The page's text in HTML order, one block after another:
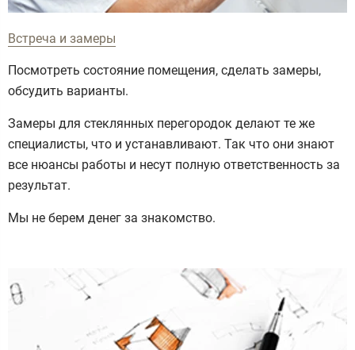
Встреча и замеры
Посмотреть состояние помещения, сделать замеры,
обсудить варианты.
Замеры для стеклянных перегородок делают те же
специалисты, что и устанавливают. Так что они знают
все нюансы работы и несут полную ответственность за
результат.
Мы не берем денег за знакомство.